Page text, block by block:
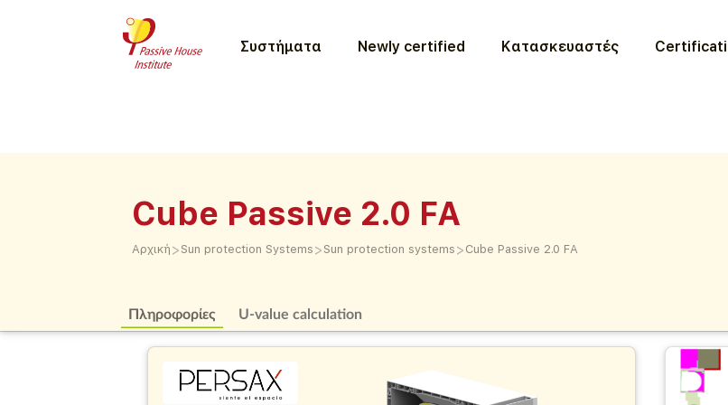
Συστήματα Newly certified Κατασκευαστές
Cube Passive 2.0 FA
Αρχική > Sun protection Systems > Sun protection systems > Cube Passive 2.0 FA
Πληροφορίες U-value calculation